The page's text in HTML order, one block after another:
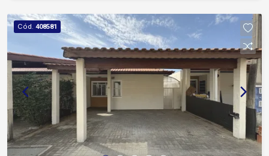
a aproximadamente 2 minutos da Rodovia
Raposo Tavares, facilitando o deslocamento para
diversas regiões da cidade e municípios
vizinhos. O Shopping Iguatemi Esplanada fica a
cerca de 5 minutos. Em um raio de poucos
minutos encontram-se importantes
supermercados, como Tauste Campolim (cerca
de 4 minutos) e Carrefour (aproximadamente 6
minutos), além de farmácias, academias, escolas,
padarias, bancos e uma ampla variedade de
Cód. 408581